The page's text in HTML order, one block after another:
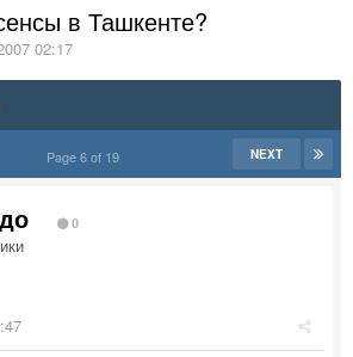
в Ташкенте?
02:17
NEXT
Page 6 of 19
0